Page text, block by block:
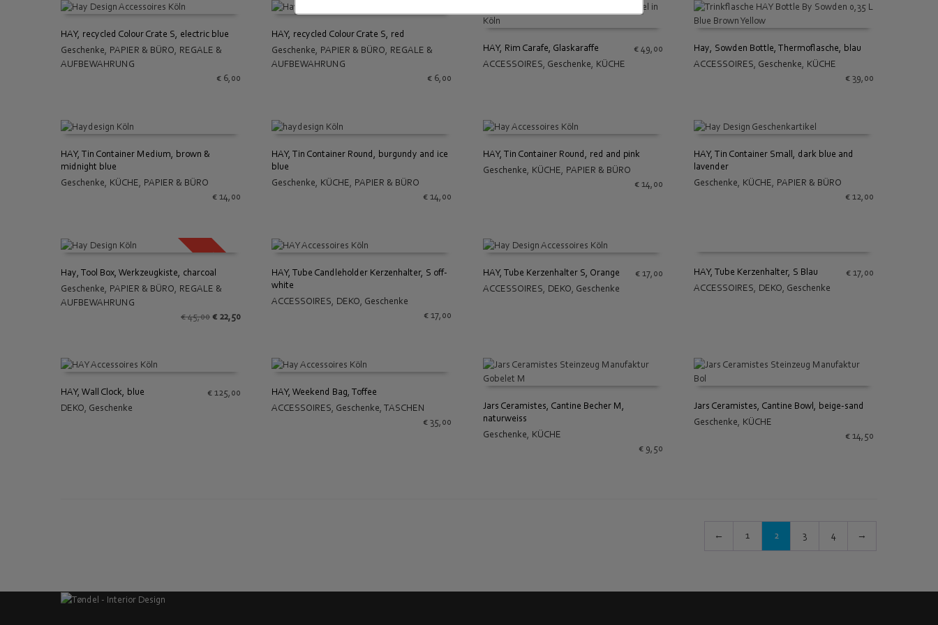
IN DEN WARENKORB
HAY, recycled Colour Crate S, electric blue
Geschenke, PAPIER & BÜRO, REGALE &
AUFBEWAHRUNG
€6,00
IN DEN WARENKORB
HAY, recycled Colour Crate S, red
Geschenke, PAPIER & BÜRO, REGALE &
AUFBEWAHRUNG
€ 6,00
IN DEN WARENKORB
HAY, Rim Carafe, Glaskaraffe
ACCESSOIRES Geschenke KÜCHE
€49,00
IN DEN WARENKORB
Hay, Sowden Bottle, Thermoflasche, blau
ACCESSOIRES Geschenke
KÜCHE
€ 39,00
IN DEN WARENKORB
HAY, Tin Container Medium, brown &
midnight blue
Geschenke, KÜCHE, PAPIER & BÜRO
€14,00
IN DEN WARENKORB
HAY, Tin Container Round, burgundy and ice
blue
Geschenke, KÜCHE, PAPIER & BÜRO
€ 14,00
IN DEN WARENKORB
HAY, Tin Container Round, red and pink
Geschenke, KÜCHE, PAPIER & BÜRO
€14,00
IN DEN WARENKORB
HAY, Tin Container Small, dark blue and
lavender
Geschenke, KÜCHE, PAPIER & BÜRO
€ 12,00
IN DEN WARENKORB
Hay, Tool Box, Werkzeugkiste, charcoal
Geschenke
PAPIER & BÜRO
REGALE &
AUFBEWAHRUNG
€45,00 Ursprünglicher
€22,50Aktueller
HAY, Tube Candleholder Kerzenhalter, S off-
white
ACCESSOIRES
DEKO Geschenke
€ 17,00
IN DEN WARENKORB
HAY, Tube Kerzenhalter S, Orange
ACCESSOIRES
DEKO Geschenke
€17,00
IN DEN WARENKORB
HAY, Tube Kerzenhalter, S Blau
ACCESSOIRES, DEKO, Geschenke
€ 17,00
IN DEN WARENKORB
HAY, Wall Clock, blue
DEKO, Geschenke
€125,00
IN DEN WARENKORB
HAY, Weekend Bag, Toffee
ACCESSOIRES, Geschenke,TASCHEN
€ 35,00
IN DEN WARENKORB
Jars Ceramistes, Cantine Becher M,
naturweiss
Geschenke
KÜCHE
€9,50
IN DEN WARENKORB
Jars Ceramistes, Cantine Bowl, beige-sand
Geschenke
KÜCHE
€ 14,50
← 1 2 3 4 →